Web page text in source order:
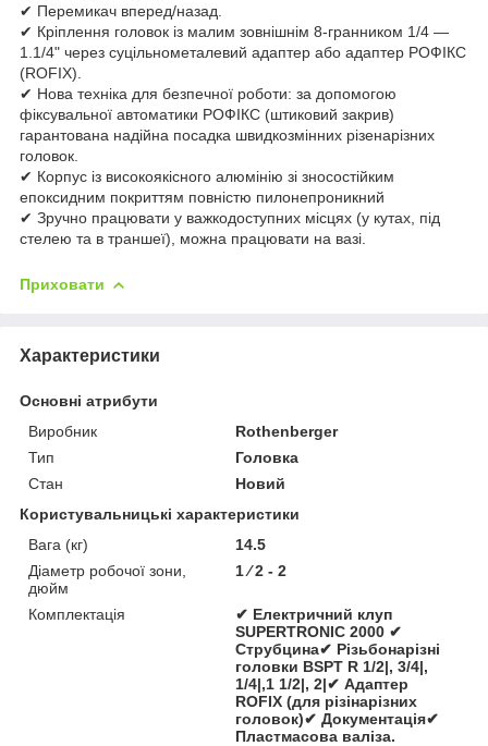
✔ Перемикач вперед/назад.
✔ Кріплення головок із малим зовнішнім 8-гранником 1/4 —
1.1/4" через суцільнометалевий адаптер або адаптер РОФІКС
(ROFIX).
✔ Нова техніка для безпечної роботи: за допомогою
фіксувальної автоматики РОФІКС (штиковий закрив)
гарантована надійна посадка швидкозмінних різенарізних
головок.
✔ Корпус із високоякісного алюмінію зі зносостійким
епоксидним покриттям повністю пилонепроникний
✔ Зручно працювати у важкодоступних місцях (у кутах, під
стелею та в траншеї), можна працювати на вазі.
Приховати
Характеристики
Основні атрибути
Виробник
Rothenberger
Тип
Головка
Стан
Новий
Користувальницькі характеристики
Вага (кг)
14.5
Діаметр робочої зони,
дюйм
1 ⁄ 2 - 2
Комплектація
✔ Електричний клуп
SUPERTRONIC 2000 ✔
Струбцина✔ Різьбонарізні
головки BSPT R 1/2|, 3/4|,
1/4|,1 1/2|, 2|✔ Адаптер
ROFIX (для різінарізних
головок)✔ Документація✔
Пластмасова валіза.